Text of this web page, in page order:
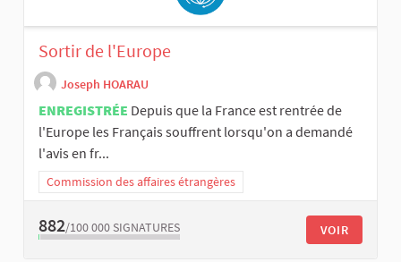
Sortir de l'Europe
Joseph HOARAU
ENREGISTRÉE Depuis que la France est rentrée de
l'Europe les Français souffrent lorsqu'on a demandé
l'avis en fr...
Commission des affaires étrangères
882/100 000 SIGNATURES VOIR